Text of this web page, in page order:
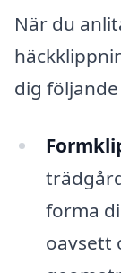
När du
dig
forma
oavsett